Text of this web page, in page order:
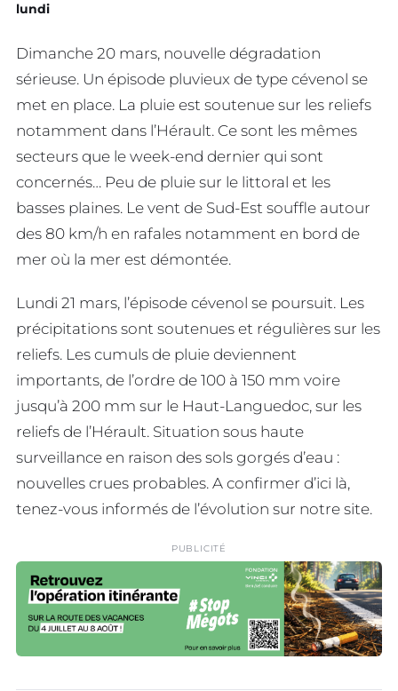
lundi
Dimanche 20 mars, nouvelle dégradation
sérieuse. Un épisode pluvieux de type cévenol se
met en place. La pluie est soutenue sur les reliefs
notamment dans l’Hérault. Ce sont les mêmes
secteurs que le week-end dernier qui sont
concernés… Peu de pluie sur le littoral et les
basses plaines. Le vent de Sud-Est souffle autour
des 80 km/h en rafales notamment en bord de
mer où la mer est démontée.
Lundi 21 mars, l’épisode cévenol se poursuit. Les
précipitations sont soutenues et régulières sur les
reliefs. Les cumuls de pluie deviennent
importants, de l’ordre de 100 à 150 mm voire
jusqu’à 200 mm sur le Haut-Languedoc, sur les
reliefs de l’Hérault. Situation sous haute
surveillance en raison des sols gorgés d’eau :
nouvelles crues probables. A confirmer d’ici là,
tenez-vous informés de l’évolution sur notre site.
PUBLICITÉ